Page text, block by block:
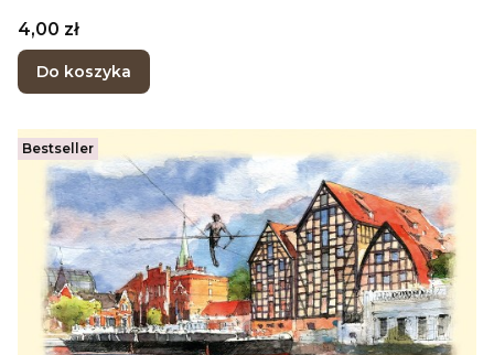
Cena
4,00 zł
Do koszyka
Bestseller